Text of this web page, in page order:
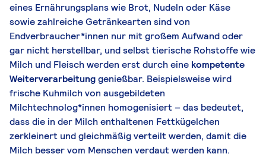
eines Ernährungsplans wie Brot, Nudeln oder Käse
sowie zahlreiche Getränkearten sind von
Endverbraucher*innen nur mit großem Aufwand oder
gar nicht herstellbar, und selbst tierische Rohstoffe wie
Milch und Fleisch werden erst durch eine kompetente
Weiterverarbeitunggenießbar. Beispielsweise wird
frische Kuhmilch von ausgebildeten
Milchtechnolog*innen homogenisiert – das bedeutet,
dass die in der Milch enthaltenen Fettkügelchen
zerkleinert und gleichmäßig verteilt werden, damit die
Milch besser vom Menschen verdaut werden kann.